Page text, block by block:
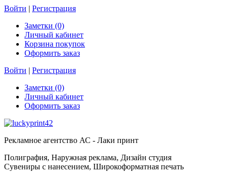
Войти | Регистрация
Заметки (0)
Личный кабинет
Корзина покупок
Оформить заказ
Войти | Регистрация
Заметки (0)
Личный кабинет
Оформить заказ
Рекламное агентство АС - Лаки принт
Полиграфия, Наружная реклама, Дизайн студия
Сувениры с нанесением, Широкоформатная печать